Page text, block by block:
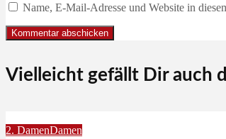
Name, E-Mail-Adresse und Website in
Vielleicht gefällt Dir auch
2. DamenDamen